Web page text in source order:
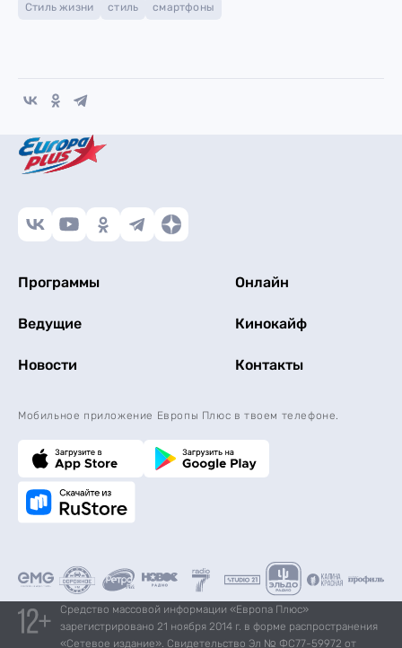
Стиль жизни стиль смартфоны
Программы Онлайн
Ведущие Кинокайф
Новости Контакты
Мобильное приложение Европы Плюс в твоем телефоне.
Средство массовой информации «Европа Плюс»
зарегистрировано 21 ноября 2014 г. в форме распространения
«Сетевое издание». Свидетельство Эл № ФС77-59972 от